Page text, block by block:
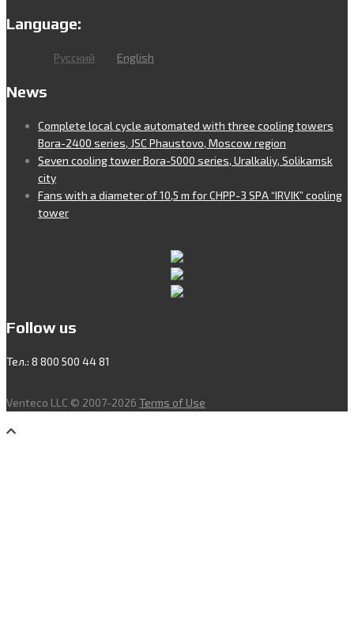
Language:
Русский English
News
Complete local cycle automated with three cooling towers
Bora-2400 series, JSC Phaustovo, Moscow region
Seven cooling tower Bora-5000 series, Uralkaliy, Solikamsk
city
Fans with a diameter of 10,5 m for CHPP-3 SPA “IRVIK” cooling
tower
Follow us
Тел.: 8 800 500 44 81
Venteco LLC © 2007-2026 Terms of Use